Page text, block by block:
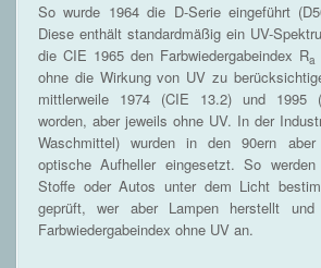
So wurde 1964 die D-Serie eingeführt
Diese enthält standardmäßig ein UV-
die CIE 1965 den Farbwiedergabeindex Ra
ohne die Wirkung von UV zu
mittlerweile 1974 (CIE 13.2) und 1995
worden, aber jeweils ohne UV. In der
Waschmittel) wurden in den 90ern aber
optische Aufheller eingesetzt. So
Stoffe oder Autos unter dem Licht
geprüft, wer aber Lampen herstellt
Farbwiedergabeindex ohne UV an.